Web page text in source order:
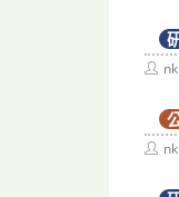
Post
Post